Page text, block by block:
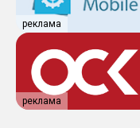
реклама
реклама